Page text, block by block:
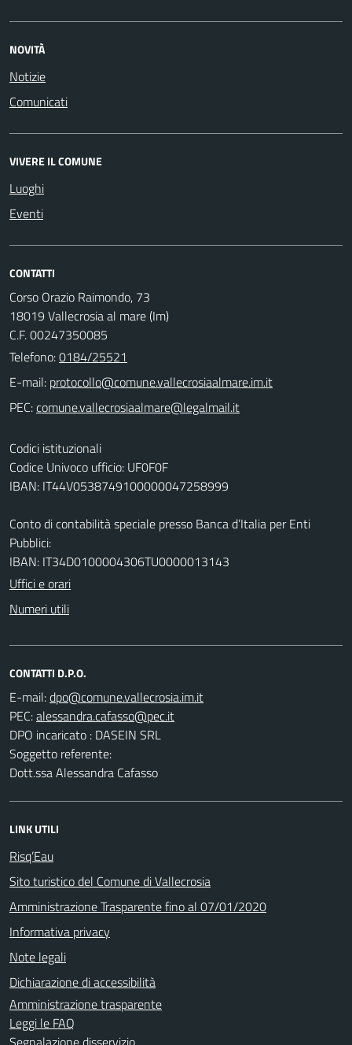
NOVITÀ
Notizie
Comunicati
VIVERE IL COMUNE
Luoghi
Eventi
CONTATTI
Corso Orazio Raimondo, 73
18019 Vallecrosia al mare (Im)
C.F. 00247350085
Telefono:0184/25521
E-mail:
PEC:
Codici istituzionali
Codice Univoco ufficio: UF0F0F
IBAN: IT44V0538749100000047258999
Conto di contabilità speciale presso Banca d’Italia per Enti
Pubblici:
IBAN: IT34D0100004306TU0000013143
Uffici e orari
Numeri utili
CONTATTI D.P.O.
E-mail:
PEC:
DPO incaricato : DASEIN SRL
Soggetto referente:
Dott.ssa Alessandra Cafasso
LINK UTILI
Risq’Eau
Sito turistico del Comune di Vallecrosia
Amministrazione Trasparente fino al 07/01/2020
Informativa privacy
Note legali
Dichiarazione di accessibilità
Amministrazione trasparente
Leggi le FAQ